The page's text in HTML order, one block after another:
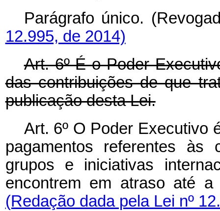
Parágrafo único.
12.995, de 2014)
Art. 6º É o Poder
das contribuições de que
publicação desta Lei.
Art. 6º O Poder Executivo
pagamentos referentes às
grupos e iniciativas
encontrem em atraso
(Redação dada pela Lei nº